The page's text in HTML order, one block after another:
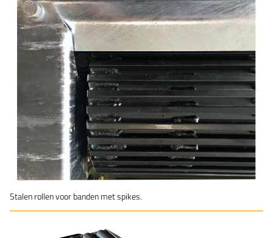
Stalen rollen voor banden met spikes.